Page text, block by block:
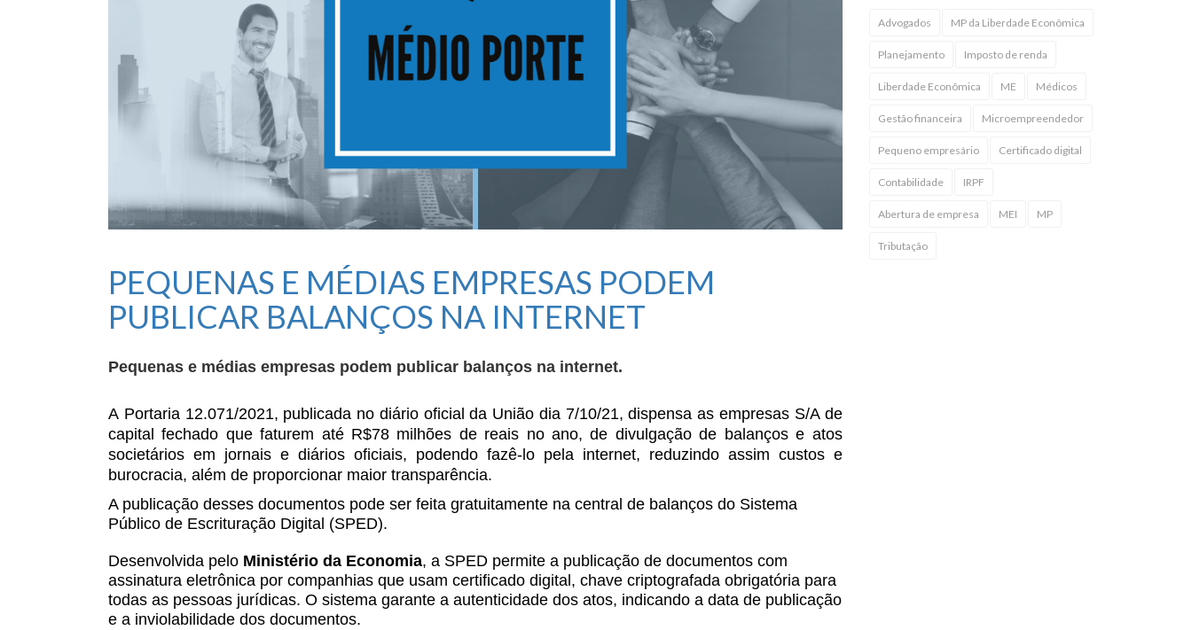
PEQUENAS E MÉDIAS EMPRESAS PODEM
PUBLICAR BALANÇOS NA INTERNET
Pequenas e médias empresas podem publicar balanços na internet.
A Portaria 12.071/2021, publicada no diário oficial da União dia 7/10/21, dispensa as empresas S/A de
capital fechado que faturem até R$78 milhões de reais no ano, de divulgação de balanços e atos
societários em jornais e diários oficiais, podendo fazê-lo pela internet, reduzindo assim custos e
burocracia, além de proporcionar maior transparência.
A publicação desses documentos pode ser feita gratuitamente na central de balanços do Sistema
Público de Escrituração Digital (SPED).
Desenvolvida pelo Ministério da Economia, a SPED permite a publicação de documentos com
assinatura eletrônica por companhias que usam certificado digital, chave criptografada obrigatória para
todas as pessoas jurídicas. O sistema garante a autenticidade dos atos, indicando a data de publicação
e a inviolabilidade dos documentos.
Advogados MP da Liberdade Econômica
Planejamento Imposto de renda
Liberdade Econômica ME Médicos
Gestão financeira Microempreendedor
Pequeno empresário Certificado digital
Contabilidade IRPF
Abertura de empresa MEI MP
Tributação